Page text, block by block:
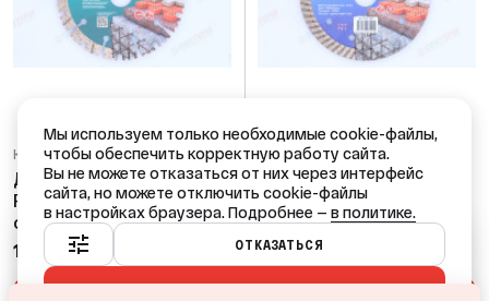
Код: 63668
Диск алмазный NEW
FORM d125*2,2*11 мм
сегментир, по граниту,
тротуар.плитке,
армир.бетону LUFTER
1 084,79 ₽
Код: 63672
Диск алмазный TURBO
LUX d125*2,2*10 мм по
тротуарной плитке
LUFTER
1 233,75 ₽
Ваш город — Краснодар?
Мы используем только необходимые cookie-файлы,
чтобы обеспечить корректную работу сайта.
Вы не можете отказаться от них через интерфейс
сайта, но можете отключить cookie-файлы
в настройках браузера. Подробнее — в политике.
ОТКАЗАТЬСЯ
ПРИНЯТЬ ВСЕ